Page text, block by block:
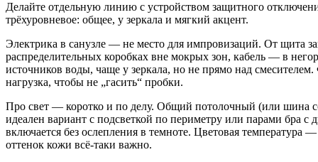
Делайте отдельную линию с устройством защитного
трёхуровневое: общее, у зеркала и мягкий акцент.
Электрика в санузле — не место для импровизаций. От щита
распределительных коробках вне мокрых зон, кабель — в
источников воды, чаще у зеркала, но не прямо над
нагрузка, чтобы не „гасить“ пробки.
Про свет — коротко и по делу. Общий потолочный (или шина
идеален вариант с подсветкой по периметру или парами бра
включается без ослепления в темноте. Цветовая
оттенок кожи всё-таки важно.